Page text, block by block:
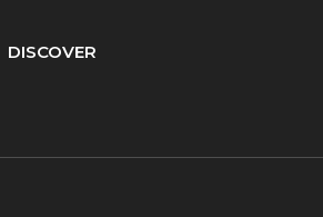
DISCOVER